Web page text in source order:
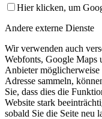
Hier klicken, um
Andere externe Dienste
Wir verwenden auch
Webfonts, Google Maps
Anbieter
Adresse sammeln,
Sie, dass dies die
Website stark
sobald Sie die Seite neu